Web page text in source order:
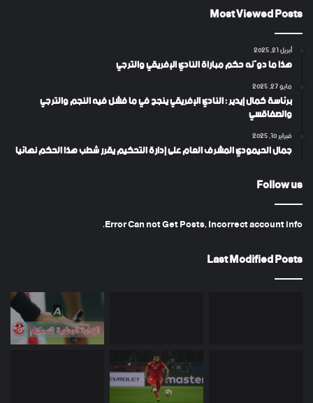
Most Viewed Posts
أبريل 21, 2025
هذا ما دوّنه حكم مباراة النادي الإفريقي والترجي
مايو 27, 2025
برئاسة كمال إيدير : النادي الإفريقي ينجح في ما فشل فيه النجم والترجي
والصفاقسي
فبراير 10, 2025
جمال الحيمودي المشرف العام على إدارة التحكيم يقرر شطب هذا الحكم نهائيا
Follow us
Error Can not Get Posts, Incorrect account info.
Last Modified Posts